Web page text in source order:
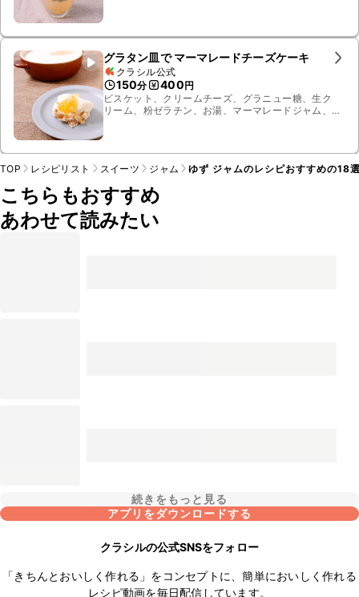
グラタン皿で マーマレードチーズケーキ
クラシル公式
150分 400円
ビスケット、クリームチーズ、グラニュー糖、生ク
リーム、粉ゼラチン、お湯、マーマレードジャム、溶
TOP レシピリスト スイーツ ジャム ゆず ジャムのレシピおすすめの18
こちらもおすすめ
あわせて読みたい
続きをもっと見る
アプリをダウンロードする
クラシルの公式SNSをフォロー
「きちんとおいしく作れる」をコンセプトに、簡単においしく作れる
レシピ動画を毎日配信しています。